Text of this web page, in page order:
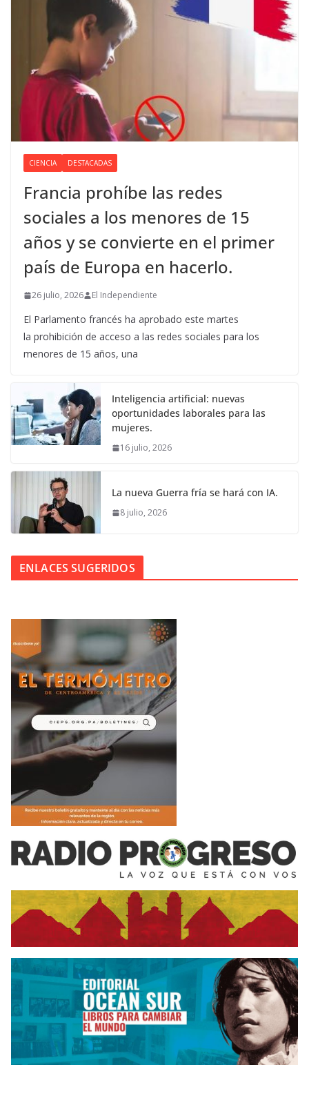
CIENCIA DESTACADAS
Francia prohíbe las redes
sociales a los menores de 15
años y se convierte en el primer
país de Europa en hacerlo.
26 julio, 2026 El Independiente
El Parlamento francés ha aprobado este martes
la prohibición de acceso a las redes sociales para los
menores de 15 años, una
Inteligencia artificial: nuevas
oportunidades laborales para las
mujeres.
16 julio, 2026
La nueva Guerra fría se hará con IA.
8 julio, 2026
ENLACES SUGERIDOS